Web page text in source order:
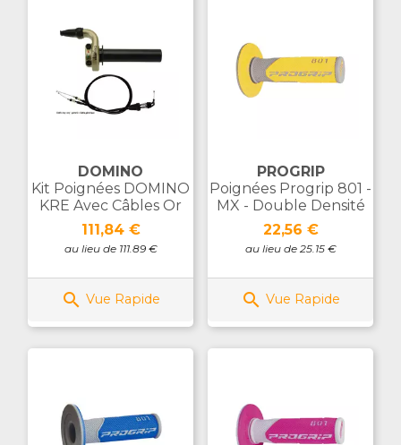
DOMINO
Kit Poignées DOMINO
KRE Avec Câbles Or
Prix
111,84 €
au lieu de 111.89 €
 Vue Rapide
PROGRIP
Poignées Progrip 801 -
MX - Double Densité
Prix
22,56 €
au lieu de 25.15 €
 Vue Rapide